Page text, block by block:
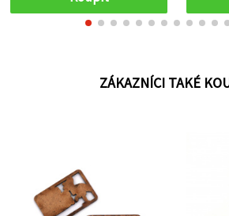
ZÁKAZNÍCI TAKÉ